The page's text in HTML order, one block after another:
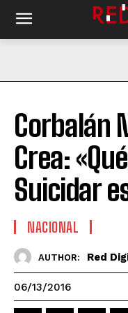
Corbalán
Crea:
Suicidar
NACIONAL
AUTHOR: Red
06/13/2016